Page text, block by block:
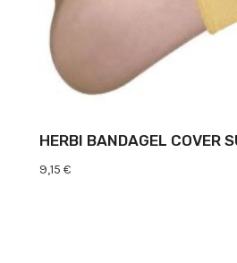
HERBI BANDAGEL COVER
9,15 €